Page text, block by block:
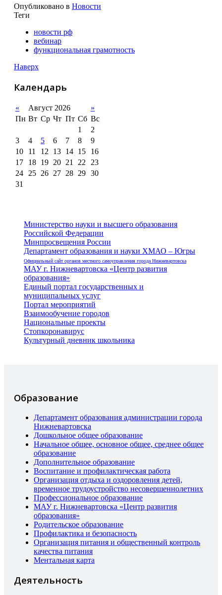
Опубликовано в Новости
Теги
новости рф
вебинар
функциональная грамотность
Наверх
Календарь
« Август 2026
»
Пн Вт Ср Чт Пт Сб Вс
1
2
3
4 5 6 7 8
9
10
11 12 13 14 15
16
17
18 19 20 21 22
23
24
25 26 27 28 29 30
31
Министерство науки и высшего образования
Российской Федерации
Минпросвещения России
Департамент образования и науки ХМАО – Югры
Официальный сайт органов местного самоуправления города Нижневартовска
МАУ г. Нижневартовска «Центр развития
образования»
Единый портал государственных и
муниципальных услуг
Портал мероприятий
Взаимообучение городов
Национальные проекты
Стопкоронавирус
Культурный дневник школьника
Образование
Департамент образования администрации города
Нижневартовска
Дошкольное общее образование
Начальное общее, основное общее, среднее общее
образование
Дополнительное образование
Воспитание и профилактическая работа
Организация отдыха и оздоровления детей,
временное трудоустройство несовершеннолетних
Профессиональное образование
МАУ г. Нижневартовска «Центр развития
образования»
Родительское образование
Профилактика и безопасность
Организация питания и общественный контроль
качества питания
Ментальная карта
Деятельность